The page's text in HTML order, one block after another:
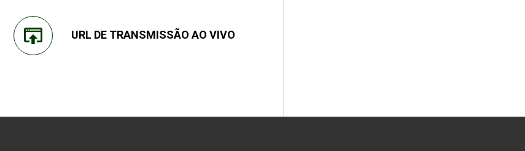
URL DE TRANSMISSÃO AO VIVO